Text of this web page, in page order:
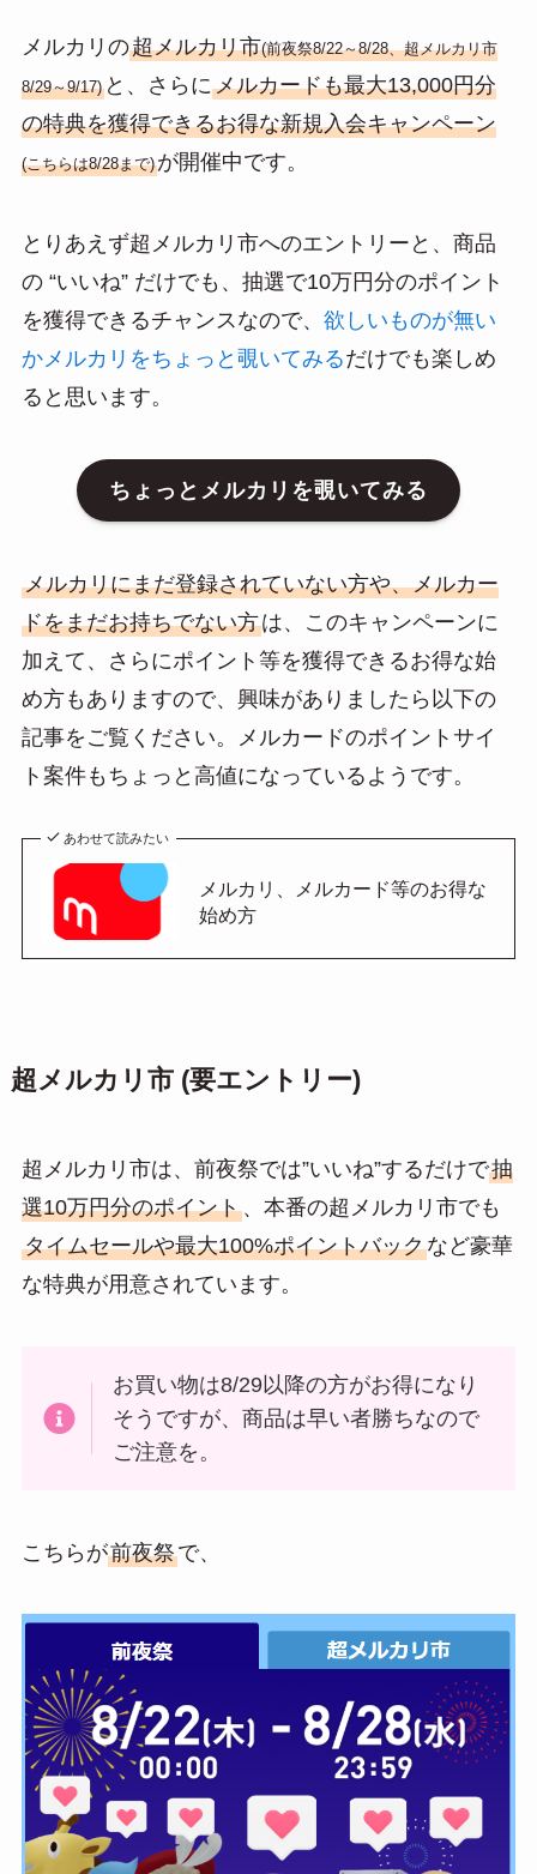
メルカリの超メルカリ市(前夜祭8/22～8/28、超メルカリ市
8/29～9/17)と、さらにメルカードも最大13,000円分
の特典を獲得できるお得な新規入会キャンペーン
(こちらは8/28まで)が開催中です。
とりあえず超メルカリ市へのエントリーと、商品
の “いいね” だけでも、抽選で10万円分のポイント
を獲得できるチャンスなので、 欲しいものが無い
かメルカリをちょっと覗いてみるだけでも楽しめ
ると思います。
ちょっとメルカリを覗いてみる
メルカリにまだ登録されていない方や、メルカー
ドをまだお持ちでない方は、このキャンペーンに
加えて、さらにポイント等を獲得できるお得な始
め方もありますので、興味がありましたら以下の
記事をご覧ください。メルカードのポイントサイ
ト案件もちょっと高値になっているようです。
あわせて読みたい
メルカリ、メルカード等のお得な
始め方
超メルカリ市 (要エントリー)
超メルカリ市は、前夜祭では”いいね”するだけで抽
選10万円分のポイント、本番の超メルカリ市でも
タイムセールや最大100%ポイントバックなど豪華
な特典が用意されています。
お買い物は8/29以降の方がお得になり
そうですが、商品は早い者勝ちなので
ご注意を。
こちらが前夜祭で、